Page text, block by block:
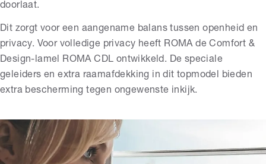
doorlaat.
Dit zorgt voor een aangename balans tussen openheid en
privacy. Voor volledige privacy heeft ROMA de Comfort &
Design-lamel ROMA CDL ontwikkeld. De speciale
geleiders en extra raamafdekking in dit topmodel bieden
extra bescherming tegen ongewenste inkijk.